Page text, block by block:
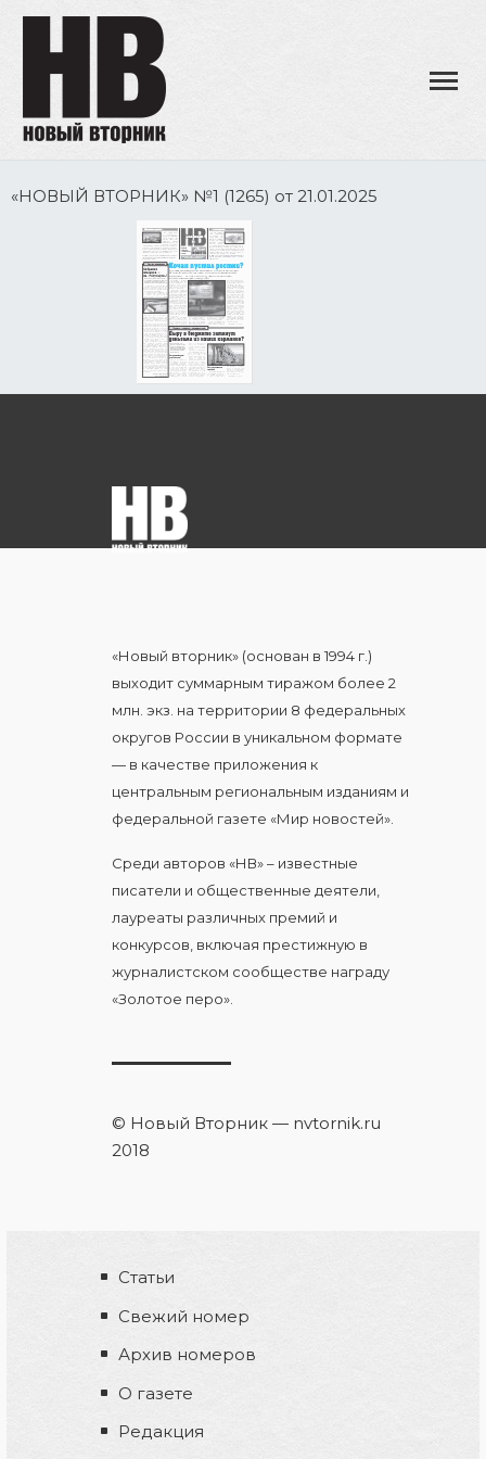
«НОВЫЙ ВТОРНИК» №1 (1265) от 21.01.2025
«Новый вторник» (основан в 1994 г.)
выходит суммарным тиражом более 2
млн. экз. на территории 8 федеральных
округов России в уникальном формате
— в качестве приложения к
центральным региональным изданиям и
федеральной газете «Мир новостей».
Среди авторов «НВ» – известные
писатели и общественные деятели,
лауреаты различных премий и
конкурсов, включая престижную в
журналистском сообществе награду
«Золотое перо».
© Новый Вторник — nvtornik.ru
2018
Статьи
Свежий номер
Архив номеров
О газете
Редакция